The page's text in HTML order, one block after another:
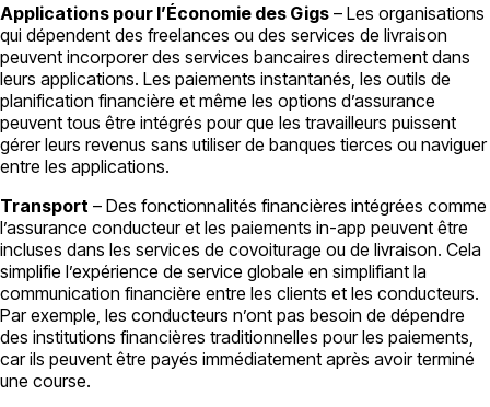
Applications pour l’Économie des Gigs – Les organisations
qui dépendent des freelances ou des services de livraison
peuvent incorporer des services bancaires directement dans
leurs applications. Les paiements instantanés, les outils de
planification financière et même les options d’assurance
peuvent tous être intégrés pour que les travailleurs puissent
gérer leurs revenus sans utiliser de banques tierces ou naviguer
entre les applications.
Transport – Des fonctionnalités financières intégrées comme
l’assurance conducteur et les paiements in-app peuvent être
incluses dans les services de covoiturage ou de livraison. Cela
simplifie l’expérience de service globale en simplifiant la
communication financière entre les clients et les conducteurs.
Par exemple, les conducteurs n’ont pas besoin de dépendre
des institutions financières traditionnelles pour les paiements,
car ils peuvent être payés immédiatement après avoir terminé
une course.